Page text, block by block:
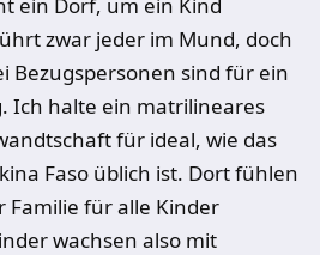
zwar jeder im Mund, doch
Bezugspersonen sind für ein
Ich halte ein matrilineares
für ideal, wie das
Faso üblich ist. Dort fühlen
Familie für alle Kinder
wachsen also mit